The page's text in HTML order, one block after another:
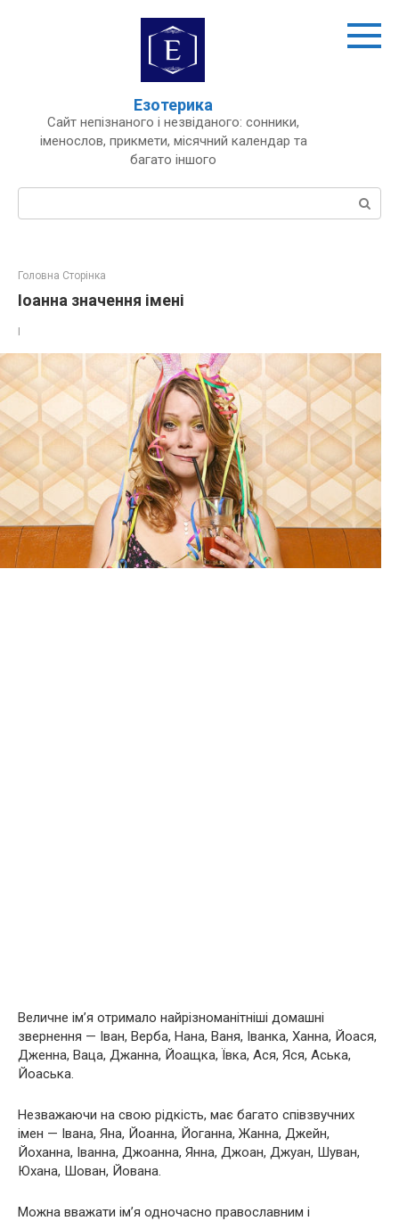
Езотерика
Сайт непізнаного і незвіданого: сонники,
іменослов, прикмети, місячний календар та
багато іншого
Пошук:
Головна Сторінка
Іоанна значення імені
І
Величне ім’я отримало найрізноманітніші домашні
звернення — Іван, Верба, Нана, Ваня, Іванка, Ханна, Йоася,
Дженна, Ваца, Джанна, Йоащка, Ївка, Ася, Яся, Аська,
Йоаська.
Незважаючи на свою рідкість, має багато співзвучних
імен — Івана, Яна, Йоанна, Йоганна, Жанна, Джейн,
Йоханна, Іванна, Джоанна, Янна, Джоан, Джуан, Шуван,
Юхана, Шован, Йована.
Можна вважати ім’я одночасно православним і